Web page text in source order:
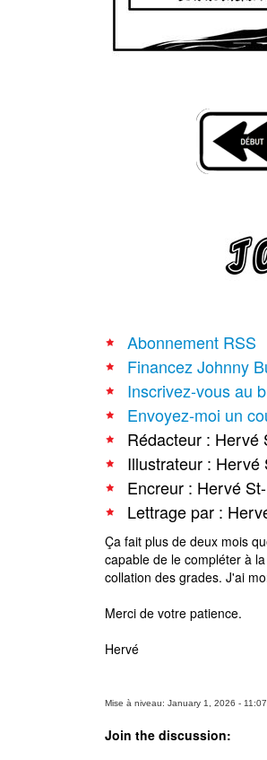
Abonnement RSS
Financez Johnny
Inscrivez-vous au
Envoyez-moi un
Rédacteur : Hervé
Illustrateur : Hervé
Encreur : Hervé
Lettrage par :
Ça fait plus de deux mois
capable de le compléter à
collation des grades. J'ai
Merci de votre patience.
Hervé
Mise à niveau: January 1, 2026 - 11:07
Join the discussion: